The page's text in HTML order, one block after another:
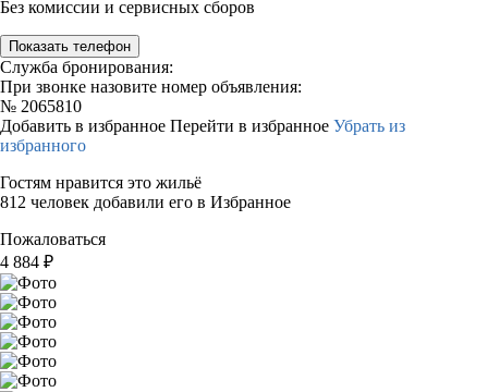
Без комиссии и сервисных сборов
Показать телефон
Служба бронирования:
При звонке назовите номер объявления:
№ 2065810
Добавить в избранное Перейти в избранное Убрать из
избранного
Гостям нравится это жильё
812 человек добавили его в Избранное
Пожаловаться
4 884 ₽